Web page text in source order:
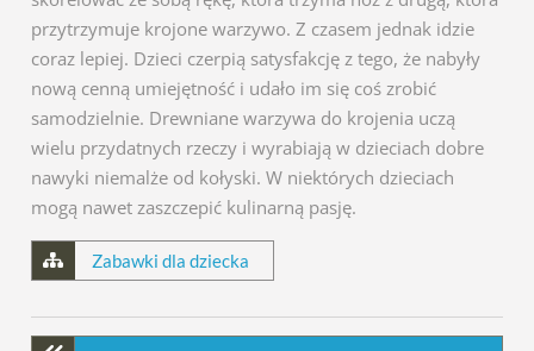
przytrzymuje krojone warzywo. Z czasem jednak idzie
coraz lepiej. Dzieci czerpią satysfakcję z tego, że nabyły
nową cenną umiejętność i udało im się coś zrobić
samodzielnie. Drewniane warzywa do krojenia uczą
wielu przydatnych rzeczy i wyrabiają w dzieciach dobre
nawyki niemalże od kołyski. W niektórych dzieciach
mogą nawet zaszczepić kulinarną pasję.
Zabawki dla dziecka